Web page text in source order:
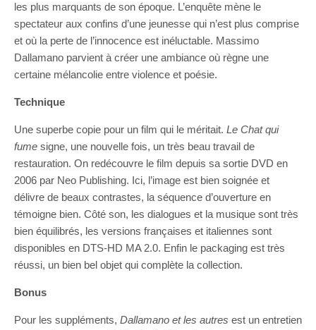
les plus marquants de son époque. L’enquête mène le
spectateur aux confins d’une jeunesse qui n’est plus comprise
et où la perte de l’innocence est inéluctable. Massimo
Dallamano parvient à créer une ambiance où règne une
certaine mélancolie entre violence et poésie.
Technique
Une superbe copie pour un film qui le méritait. Le Chat qui
fume signe, une nouvelle fois, un très beau travail de
restauration. On redécouvre le film depuis sa sortie DVD en
2006 par Neo Publishing. Ici, l’image est bien soignée et
délivre de beaux contrastes, la séquence d’ouverture en
témoigne bien. Côté son, les dialogues et la musique sont très
bien équilibrés, les versions françaises et italiennes sont
disponibles en DTS-HD MA 2.0. Enfin le packaging est très
réussi, un bien bel objet qui complète la collection.
Bonus
Pour les suppléments, Dallamano et les autres est un entretien